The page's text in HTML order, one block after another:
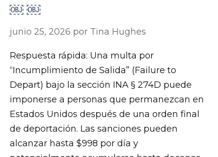
￼ ￼
junio 25, 2026 por Tina Hughes
Respuesta rápida: Una multa por
“Incumplimiento de Salida” (Failure to
Depart) bajo la sección INA § 274D puede
imponerse a personas que permanezcan en
Estados Unidos después de una orden final
de deportación. Las sanciones pueden
alcanzar hasta $998 por día y